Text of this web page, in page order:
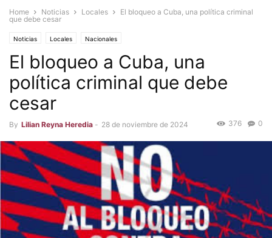
Home Noticias Locales
El bloqueo a Cuba, una política criminal
que debe cesar
Noticias Locales Nacionales
El bloqueo a Cuba, una
política criminal que debe
cesar
By Lilian Reyna Heredia - 28 de noviembre de 2024 0
376